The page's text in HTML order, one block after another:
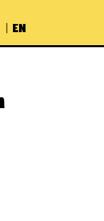
EN